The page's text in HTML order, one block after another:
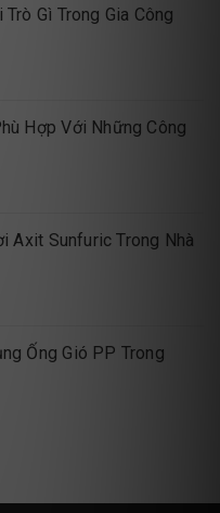
Gì Trong Gia Công
Hợp Với Những Công
Axit Sunfuric Trong Nhà
Ống Gió PP Trong